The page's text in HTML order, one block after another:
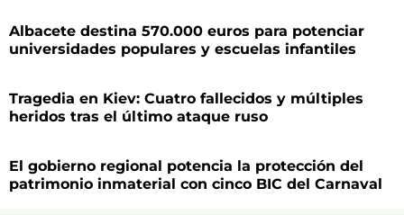
Albacete destina 570.000 euros para potenciar
universidades populares y escuelas infantiles
Tragedia en Kiev: Cuatro fallecidos y múltiples
heridos tras el último ataque ruso
El gobierno regional potencia la protección del
patrimonio inmaterial con cinco BIC del Carnaval